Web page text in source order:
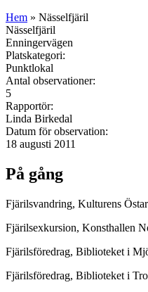
Hem » Nässelfjäril
Nässelfjäril
Enningervägen
Platskategori:
Punktlokal
Antal observationer:
5
Rapportör:
Linda Birkedal
Datum för observation:
18 augusti 2011
På gång
Fjärilsvandring, Kulturens
Fjärilsexkursion, Konsthallen
Fjärilsföredrag, Biblioteket i
Fjärilsföredrag, Biblioteket i